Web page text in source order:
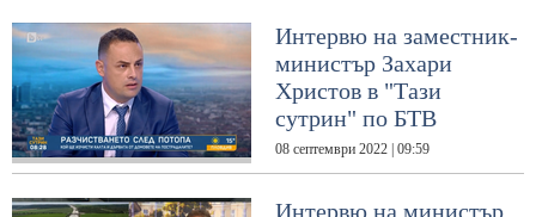
Интервю на заместник-
министър Захари
Христов в "Тази
сутрин" по БТВ
08 септември 2022 | 09:59
Интервю на министър